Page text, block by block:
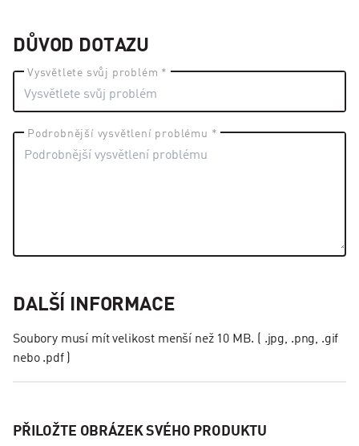
DŮVOD DOTAZU
Vysvětlete svůj problém *
Podrobnější vysvětlení problému *
DALŠÍ INFORMACE
Soubory musí mít velikost menší než 10 MB. ( .jpg, .png, .gif
nebo .pdf )
PŘILOŽTE OBRÁZEK SVÉHO PRODUKTU